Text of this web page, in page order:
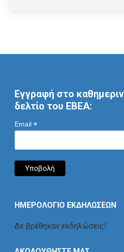
Εγγραφή στο
δελτίο του ΕΒΕΑ:
Email *
ΗΜΕΡΟΛΟΓΙΟ ΕΚΔΗΛΩΣΕΩΝ
Δε βρέθηκαν εκδηλώσεις!